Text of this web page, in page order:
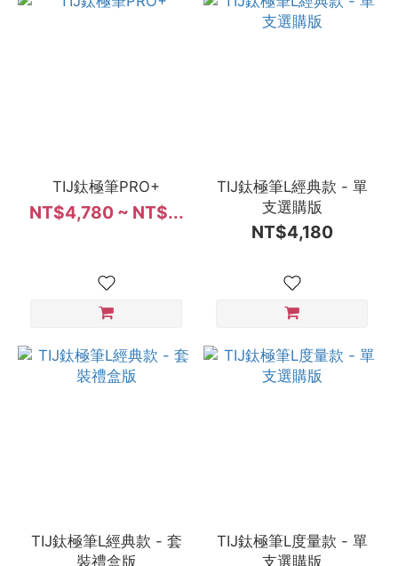
TIJ鈦極筆PRO+
NT$4,780 ~ NT$...
TIJ鈦極筆L經典款 - 單
支選購版
NT$4,180
TIJ鈦極筆L經典款 - 套
裝禮盒版
TIJ鈦極筆L度量款 - 單
支選購版